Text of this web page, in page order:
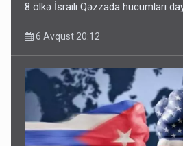
8 ölkə İsraili Qəzzada hücumları
6 Avqust 20:12